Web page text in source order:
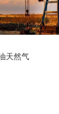
天然气